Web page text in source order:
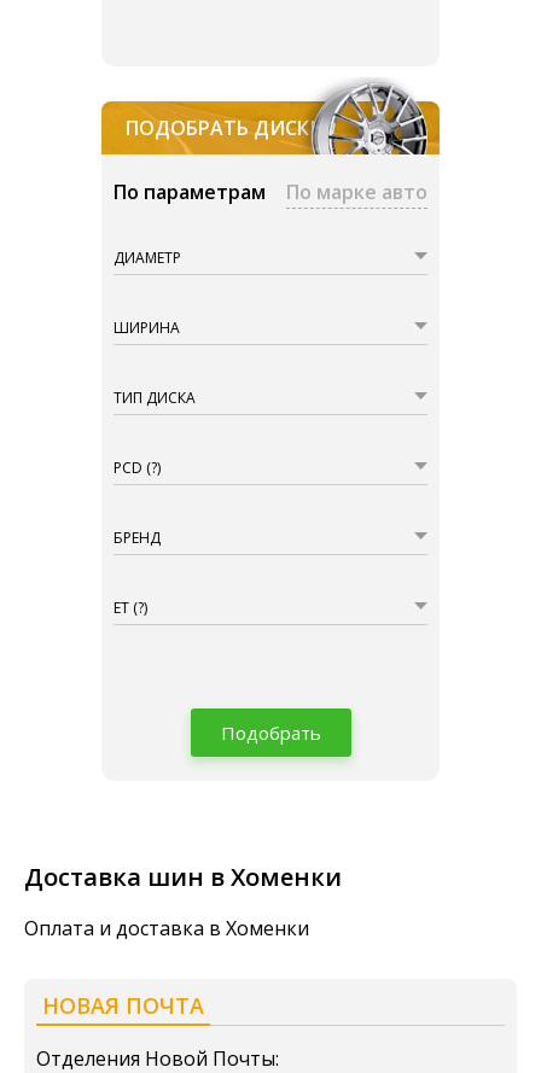
ПОДОБРАТЬ ДИСКИ
По параметрам По марке авто
ДИАМЕТР
ШИРИНА
ТИП ДИСКА
PCD (?)
БРЕНД
ET (?)
Подобрать
Доставка шин в Хоменки
Оплата и доставка в Хоменки
НОВАЯ ПОЧТА
Отделения Новой Почты: